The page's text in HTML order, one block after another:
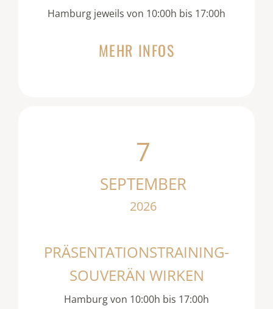
Hamburg jeweils von 10:00h bis 17:00h
MEHR INFOS
7
SEPTEMBER
2026
PRÄSENTATIONSTRAINING-
SOUVERÄN WIRKEN
Hamburg von 10:00h bis 17:00h